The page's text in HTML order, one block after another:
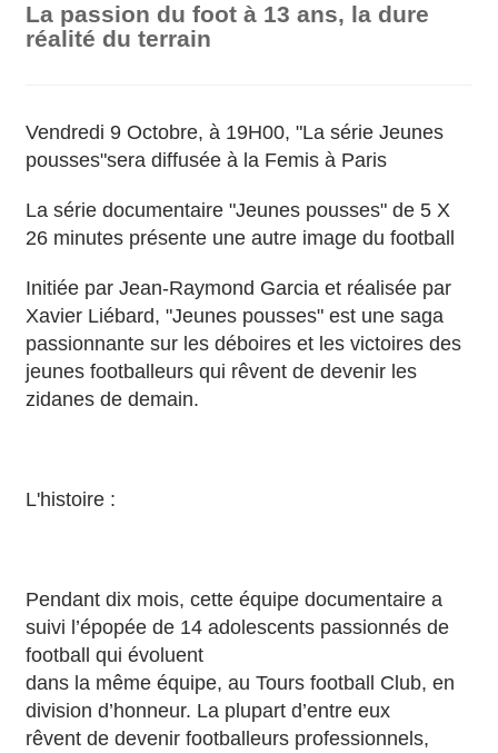
La passion du foot à 13 ans, la dure
réalité du terrain
Vendredi 9 Octobre, à 19H00, "La série Jeunes
pousses"sera diffusée à la Femis à Paris
La série documentaire "Jeunes pousses" de 5 X
26 minutes présente une autre image du football
Initiée par Jean-Raymond Garcia et réalisée par
Xavier Liébard, "Jeunes pousses" est une saga
passionnante sur les déboires et les victoires des
jeunes footballeurs qui rêvent de devenir les
zidanes de demain.
L'histoire :
Pendant dix mois, cette équipe documentaire a
suivi l’épopée de 14 adolescents passionnés de
football qui évoluent
dans la même équipe, au Tours football Club, en
division d’honneur. La plupart d’entre eux
rêvent de devenir footballeurs professionnels,